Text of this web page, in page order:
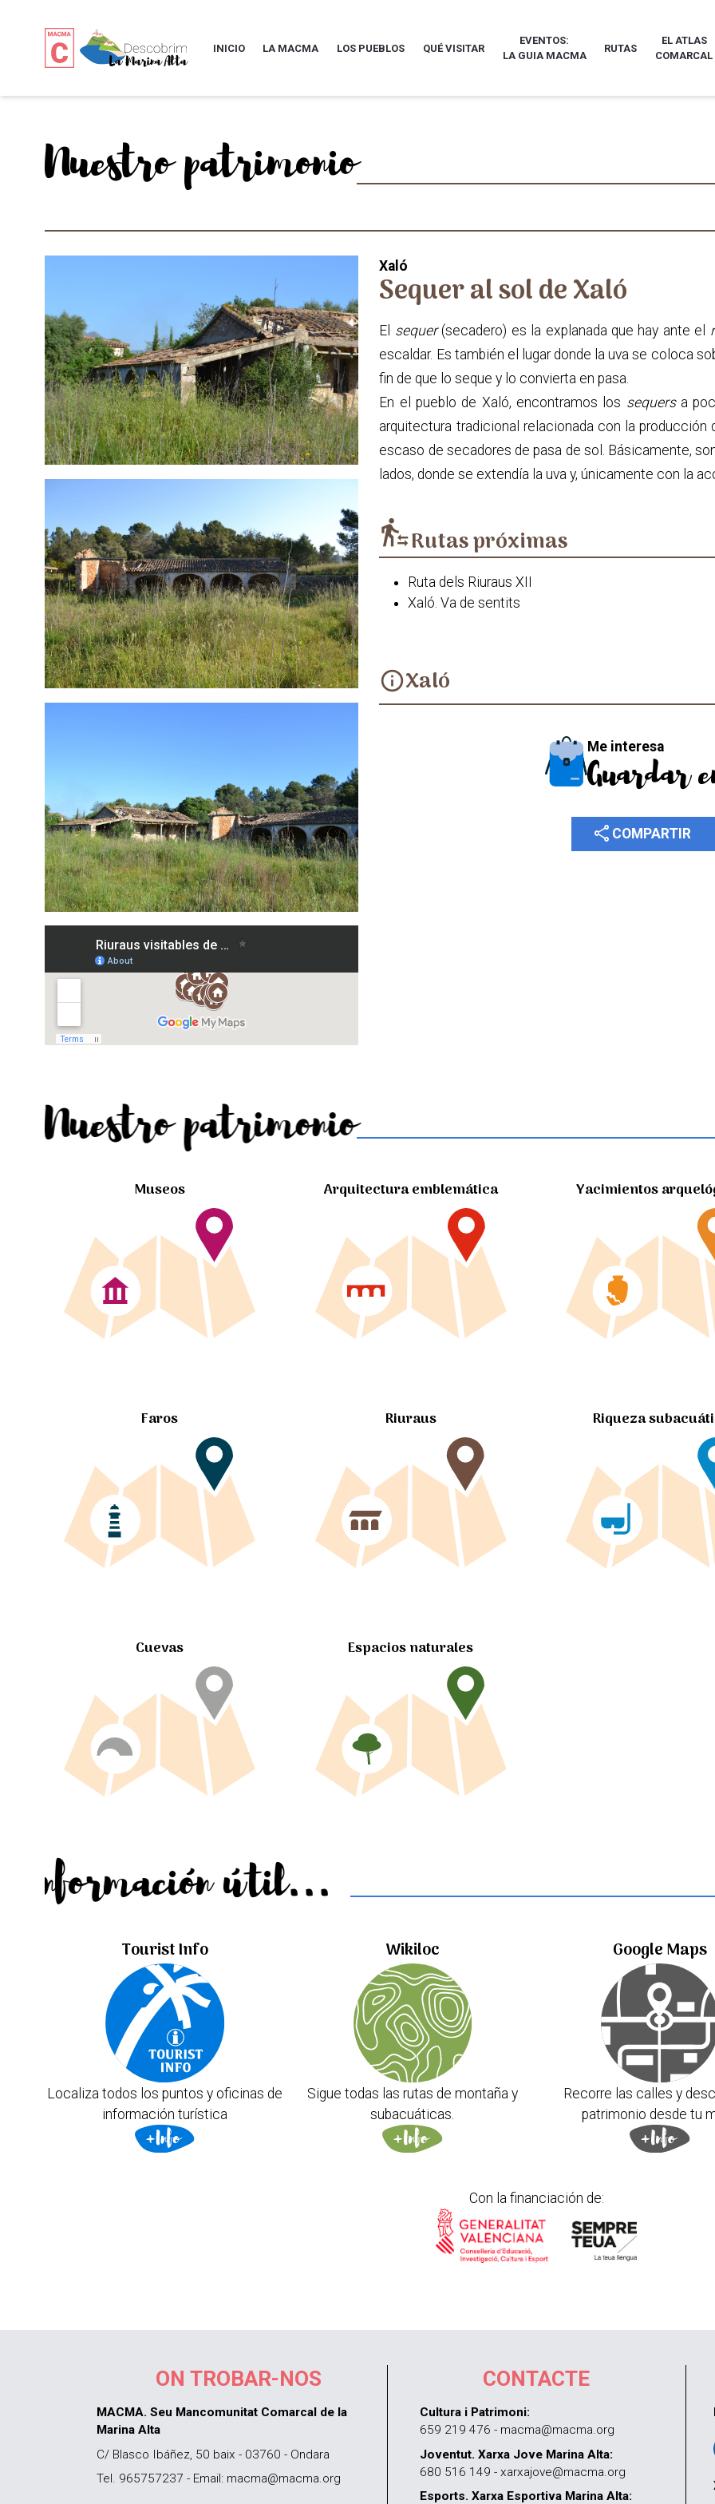
INICIO LA MACMA LOS PUEBLOS QUÉ VISITAR
EVENTOS:
LA GUIA MACMA
RUTAS
EL ATLAS
COMARCAL
Nuestro patrimonio
Xaló
Sequer al sol de Xaló
El sequer(secadero) es la explanada que hay ante el
escaldar. Es también el lugar donde la uva se coloca
fin de que lo seque y lo convierta en pasa.
En el pueblo de Xaló, encontramos los sequers a
arquitectura tradicional relacionada con la
escaso de secadores de pasa de sol. Básicamente,
lados, donde se extendía la uva y, únicamente con la
transfer_within_a_stationRutas próximas
Ruta dels Riuraus XII
Xaló. Va de sentits
infoXaló
Me interesa
Guardar
share COMPARTIR
Nuestro patrimonio
Museos Arquitectura emblemática Yacimientos
Faros Riuraus Riqueza
Cuevas Espacios naturales
Información útil...
Tourist Info
Localiza todos los puntos y oficinas de
información turística
Wikiloc
Sigue todas las rutas de montaña y
subacuáticas.
Google Maps
Recorre las calles y
patrimonio desde tu
Con la financiación de:
ON TROBAR-NOS
MACMA. Seu Mancomunitat Comarcal de la
Marina Alta
C/ Blasco Ibáñez, 50 baix - 03760 - Ondara
Tel. 965757237 - Email: macma@macma.org
CONTACTE
Cultura i Patrimoni:
659 219 476 - macma@macma.org
Joventut. Xarxa Jove Marina Alta:
680 516 149 - xarxajove@macma.org
Esports. Xarxa Esportiva Marina Alta: